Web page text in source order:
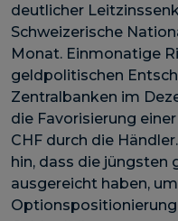
deutlicher
Schweizerische
Monat. Einmonatige
geldpolitischen
Zentralbanken im
die Favorisierung
CHF durch die
hin, dass die jüngsten
ausgereicht haben,